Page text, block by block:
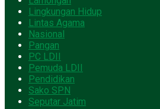
Lingkungan Hidup
Lintas Agama
Nasional
Pangan
PC LDII
Pemuda LDII
Pendidikan
Sako SPN
Seputar Jatim